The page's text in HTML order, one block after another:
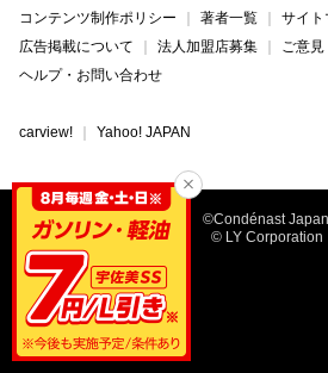
コンテンツ制作ポリシー
著者一覧
サイト
広告掲載について
法人加盟店募集
ご意見
ヘルプ・お問い合わせ
carview! Yahoo! JAPAN
©Condénast
© LY Corporation